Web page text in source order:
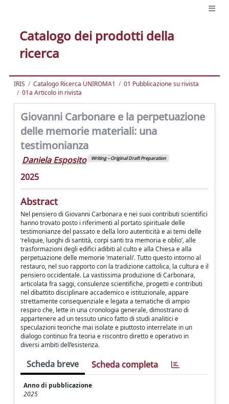
Catalogo dei prodotti della
ricerca
IRIS Catalogo Ricerca UNIROMA1
01 Pubblicazione su rivista
01a Articolo in rivista
Giovanni Carbonare e la perpetuazione
delle memorie materiali: una
testimonianza
Daniela Esposito Writing – Original Draft Preparation
2025
Abstract
Nel pensiero di Giovanni Carbonara e nei suoi contributi scientifici
hanno trovato posto i riferimenti al portato spirituale delle
testimonianze del passato e della loro autenticità e ai temi delle
‘reliquie, luoghi di santità, corpi santi tra memoria e oblio’, alle
trasformazioni degli edifici adibiti al culto e alla Chiesa e alla
perpetuazione delle memorie ‘materiali’. Tutto questo intorno al
restauro, nel suo rapporto con la tradizione cattolica, la cultura e il
pensiero occidentale. La vastissima produzione di Carbonara,
articolata fra saggi, consulenze scientifiche, progetti e contributi
nel dibattito disciplinare accademico e istituzionale, appare
strettamente consequenziale e legata a tematiche di ampio
respiro che, lette in una cronologia generale, dimostrano di
appartenere ad un tessuto unico fatto di studi analitici e
speculazioni teoriche mai isolate e piuttosto interrelate in un
dialogo continuo fra teoria e riscontro diretto e operativo in
diversi ambiti dell’esistenza.
Scheda breve Scheda completa
Anno di pubblicazione
2025